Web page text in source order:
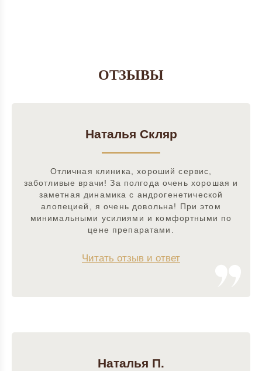
ОТЗЫВЫ
Наталья Скляр
Отличная клиника, хороший сервис,
заботливые врачи! За полгода очень хорошая и
заметная динамика с андрогенетической
алопецией, я очень довольна! При этом
минимальными усилиями и комфортными по
цене препаратами.
Читать отзыв и ответ
Наталья П.